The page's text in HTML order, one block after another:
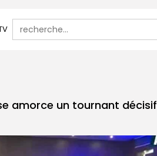
Search
for:
amorce un tournant décisif